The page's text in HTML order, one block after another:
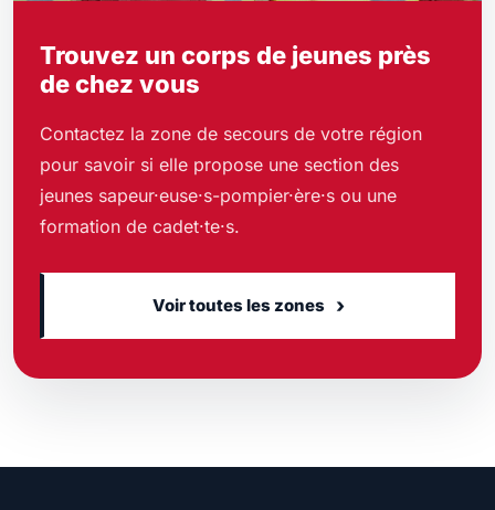
Trouvez un corps de jeunes près
de chez vous
Contactez la zone de secours de votre région
pour savoir si elle propose une section des
jeunes sapeur·euse·s-pompier·ère·s ou une
formation de cadet·te·s.
Voir toutes les zones ›